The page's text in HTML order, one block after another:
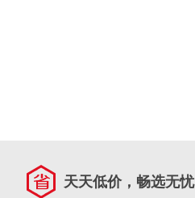
天天低价，畅选无忧